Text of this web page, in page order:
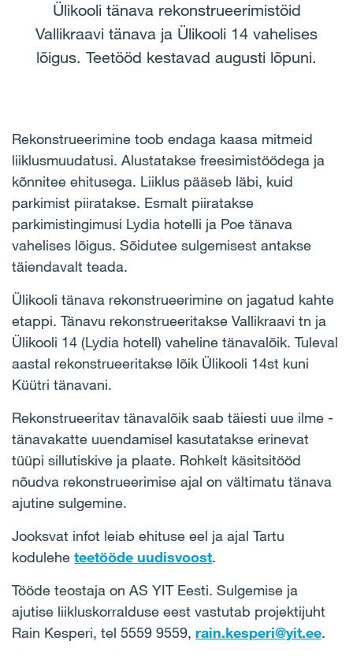
Ülikooli tänava rekonstrueerimistöid
Vallikraavi tänava ja Ülikooli 14 vahelises
lõigus. Teetööd kestavad augusti lõpuni.
Rekonstrueerimine toob endaga kaasa mitmeid
liiklusmuudatusi. Alustatakse freesimistöödega ja
kõnnitee ehitusega. Liiklus pääseb läbi, kuid
parkimist piiratakse. Esmalt piiratakse
parkimistingimusi Lydia hotelli ja Poe tänava
vahelises lõigus. Sõidutee sulgemisest antakse
täiendavalt teada.
Ülikooli tänava rekonstrueerimine on jagatud kahte
etappi. Tänavu rekonstrueeritakse Vallikraavi tn ja
Ülikooli 14 (Lydia hotell) vaheline tänavalõik. Tuleval
aastal rekonstrueeritakse lõik Ülikooli 14st kuni
Küütri tänavani.
Rekonstrueeritav tänavalõik saab täiesti uue ilme -
tänavakatte uuendamisel kasutatakse erinevat
tüüpi sillutiskive ja plaate. Rohkelt käsitsitööd
nõudva rekonstrueerimise ajal on vältimatu tänava
ajutine sulgemine.
Jooksvat infot leiab ehituse eel ja ajal Tartu
kodulehe teetööde uudisvoost.
Tööde teostaja on AS YIT Eesti. Sulgemise ja
ajutise liikluskorralduse eest vastutab projektijuht
Rain Kesperi, tel 5559 9559, rain.kesperi@yit.ee.